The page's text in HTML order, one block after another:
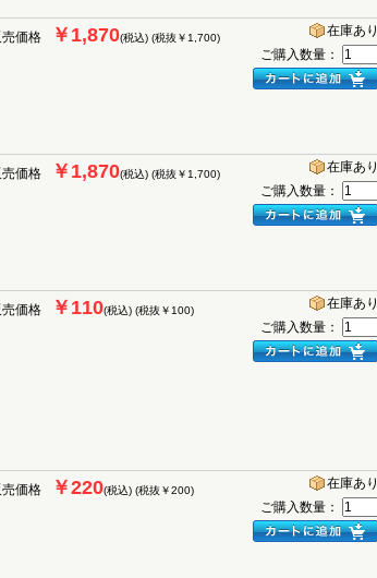
価格 ￥1,870(税込) (税抜￥1,700)
在庫あり
ご購入数量：
価格 ￥1,870(税込) (税抜￥1,700)
在庫あり
ご購入数量：
価格 ￥110(税込) (税抜￥100)
在庫あり
ご購入数量：
価格 ￥220(税込) (税抜￥200)
在庫あり
ご購入数量：